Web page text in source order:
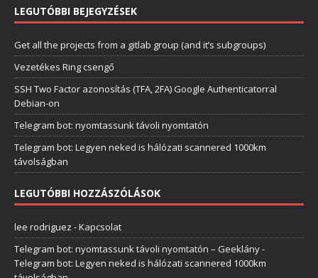
LEGUTÓBBI BEJEGYZÉSEK
Get all the projects from a gitlab group (and it’s subgroups)
Vezetékes Ring csengő
SSH Two Factor azonosítás (TFA, 2FA) Google Authenticatorral
Debian-on
Telegram bot: nyomtassunk távoli nyomtatón
Telegram bot: Legyen neked is hálózati scannered 1000km
távolságban
LEGUTÓBBI HOZZÁSZÓLÁSOK
lee rodriguez -Kapcsolat
Telegram bot: nyomtassunk távoli nyomtatón – Geeklány-
Telegram bot: Legyen neked is hálózati scannered 1000km